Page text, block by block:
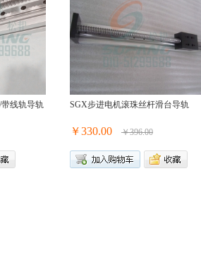
线轨导轨
SGX步进电机滚珠丝杆滑台导轨
￥330.00 ￥396.00